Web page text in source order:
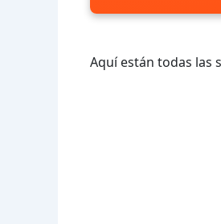
Aquí están todas las